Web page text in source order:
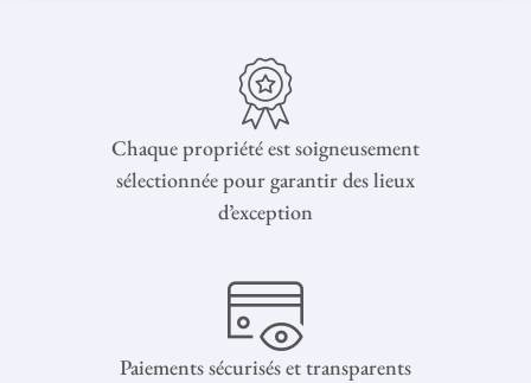
Chaque propriété est soigneusement
sélectionnée pour garantir des lieux
d’exception
Paiements sécurisés et transparents